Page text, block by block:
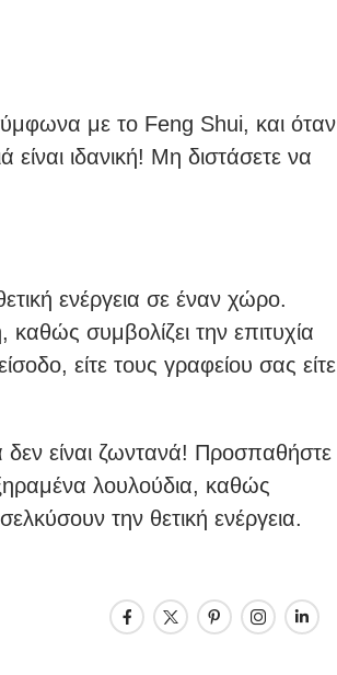
με το Feng Shui, και όταν
είναι ιδανική! Μη διστάσετε να
ενέργεια σε έναν χώρο.
συμβολίζει την επιτυχία
είτε τους γραφείου σας είτε
δεν είναι ζωντανά! Προσπαθήστε
λουλούδια, καθώς
την θετική ενέργεια.